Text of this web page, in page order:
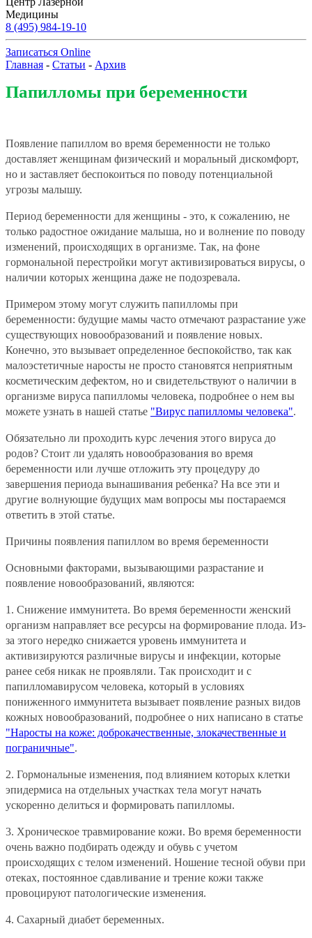
Медицины
8 (495) 984-19-10
Записаться Online
Главная - Статьи - Архив
Папилломы при беременности
Появление папиллом во время беременности не только
доставляет женщинам физический и моральный дискомфорт,
но и заставляет беспокоиться по поводу потенциальной
угрозы малышу.
Период беременности для женщины - это, к сожалению, не
только радостное ожидание малыша, но и волнение по поводу
изменений, происходящих в организме. Так, на фоне
гормональной перестройки могут активизироваться вирусы, о
наличии которых женщина даже не подозревала.
Примером этому могут служить папилломы при
беременности: будущие мамы часто отмечают разрастание уже
существующих новообразований и появление новых.
Конечно, это вызывает определенное беспокойство, так как
малоэстетичные наросты не просто становятся неприятным
косметическим дефектом, но и свидетельствуют о наличии в
организме вируса папилломы человека, подробнее о нем вы
можете узнать в нашей статье "Вирус папилломы человека".
Обязательно ли проходить курс лечения этого вируса до
родов? Стоит ли удалять новообразования во время
беременности или лучше отложить эту процедуру до
завершения периода вынашивания ребенка? На все эти и
другие волнующие будущих мам вопросы мы постараемся
ответить в этой статье.
Причины появления папиллом во время беременности
Основными факторами, вызывающими разрастание и
появление новообразований, являются:
1. Снижение иммунитета. Во время беременности женский
организм направляет все ресурсы на формирование плода. Из-
за этого нередко снижается уровень иммунитета и
активизируются различные вирусы и инфекции, которые
ранее себя никак не проявляли. Так происходит и с
папилломавирусом человека, который в условиях
пониженного иммунитета вызывает появление разных видов
кожных новообразований, подробнее о них написано в статье
"Наросты на коже: доброкачественные, злокачественные и
пограничные".
2. Гормональные изменения, под влиянием которых клетки
эпидермиса на отдельных участках тела могут начать
ускоренно делиться и формировать папилломы.
3. Хроническое травмирование кожи. Во время беременности
очень важно подбирать одежду и обувь с учетом
происходящих с телом изменений. Ношение тесной обуви при
отеках, постоянное сдавливание и трение кожи также
провоцируют патологические изменения.
4. Сахарный диабет беременных.